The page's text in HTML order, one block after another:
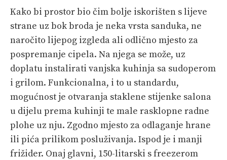
Kako bi prostor bio čim bolje iskorišten s lijeve
strane uz bok broda je neka vrsta sanduka, ne
naročito lijepog izgleda ali odlično mjesto za
pospremanje cipela. Na njega se može, uz
doplatu instalirati vanjska kuhinja sa sudoperom
i grilom. Funkcionalna, i to u standardu,
mogućnost je otvaranja staklene stijenke salona
u dijelu prema kuhinji te male rasklopne radne
plohe uz nju. Zgodno mjesto za odlaganje hrane
ili pića prilikom posluživanja. Ispod je i manji
frižider. Onaj glavni, 150-litarski s freezerom